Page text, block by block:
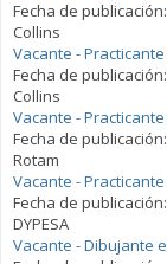
Fecha de publicación:
Collins
Vacante -
Fecha de publicación:
Collins
Vacante -
Fecha de publicación:
Rotam
Vacante -
Fecha de publicación:
DYPESA
Vacante - Dibujante